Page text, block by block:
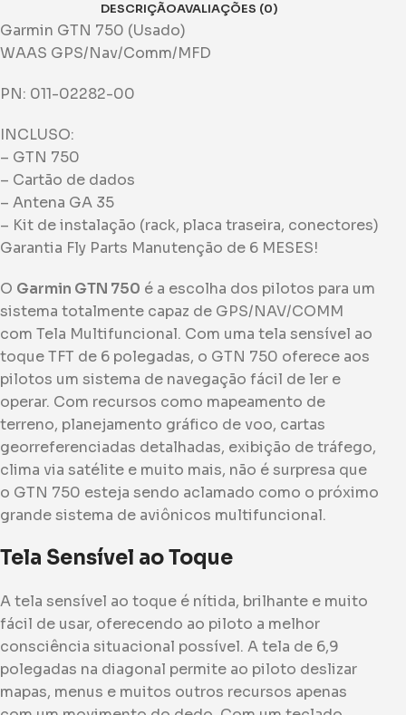
DESCRIÇÃOAVALIAÇÕES (0)
Garmin GTN 750 (Usado)
WAAS GPS/Nav/Comm/MFD
PN: 011-02282-00
INCLUSO:
– GTN 750
– Cartão de dados
– Antena GA 35
– Kit de instalação (rack, placa traseira, conectores)
Garantia Fly Parts Manutenção de 6 MESES!
O Garmin GTN 750 é a escolha dos pilotos para um
sistema totalmente capaz de GPS/NAV/COMM
com Tela Multifuncional. Com uma tela sensível ao
toque TFT de 6 polegadas, o GTN 750 oferece aos
pilotos um sistema de navegação fácil de ler e
operar. Com recursos como mapeamento de
terreno, planejamento gráfico de voo, cartas
georreferenciadas detalhadas, exibição de tráfego,
clima via satélite e muito mais, não é surpresa que
o GTN 750 esteja sendo aclamado como o próximo
grande sistema de aviônicos multifuncional.
Tela Sensível ao Toque
A tela sensível ao toque é nítida, brilhante e muito
fácil de usar, oferecendo ao piloto a melhor
consciência situacional possível. A tela de 6,9
polegadas na diagonal permite ao piloto deslizar
mapas, menus e muitos outros recursos apenas